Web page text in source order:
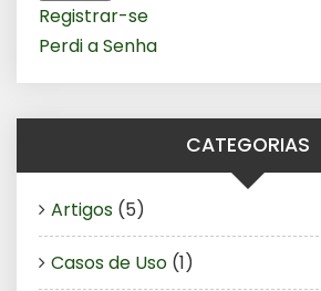
Registrar-se
Perdi a Senha
CATEGORIAS
Artigos (5)
Casos de Uso (1)